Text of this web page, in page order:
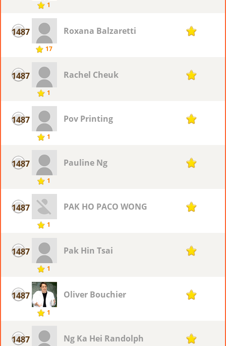
1
1487
17
Roxana Balzaretti 1
1487
1
Rachel Cheuk 1
1487
1
Pov Printing 1
1487
1
Pauline Ng 1
1487
1
PAK HO PACO WONG 1
1487
1
Pak Hin Tsai 1
1487
1
Oliver Bouchier 1
1487 Ng Ka Hei Randolph 1